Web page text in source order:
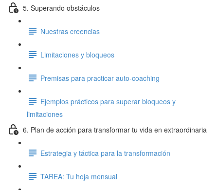
5. Superando obstáculos
Nuestras creencias
Limitaciones y bloqueos
Premisas para practicar auto-coaching
Ejemplos prácticos para superar bloqueos y
limitaciones
6. Plan de acción para transformar tu vida en extraordinaria
Estrategia y táctica para la transformación
TAREA: Tu hoja mensual